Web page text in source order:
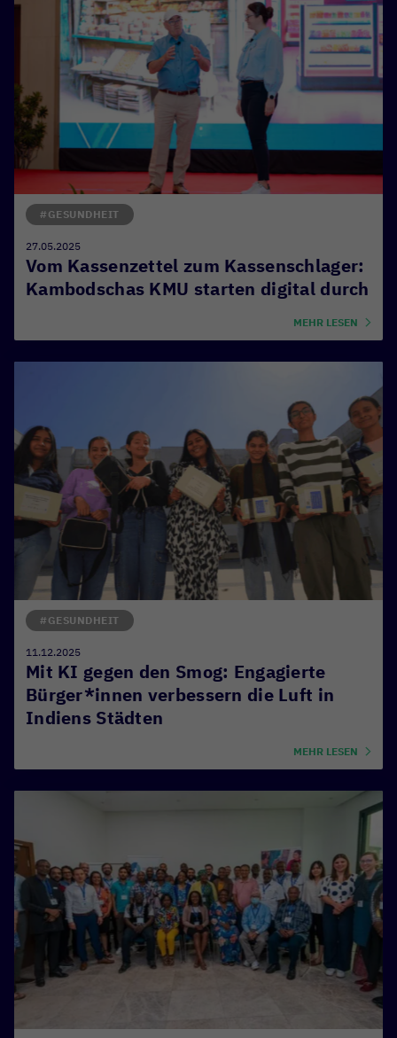
Vom Kassenzettel zum Kassenschlager:
Kambodschas KMU starten digital durch
#GESUNDHEIT
27.05.2025
MEHR LESEN
Mit KI gegen den Smog: Engagierte
Bürger*innen verbessern die Luft in
Indiens Städten
#GESUNDHEIT
11.12.2025
MEHR LESEN